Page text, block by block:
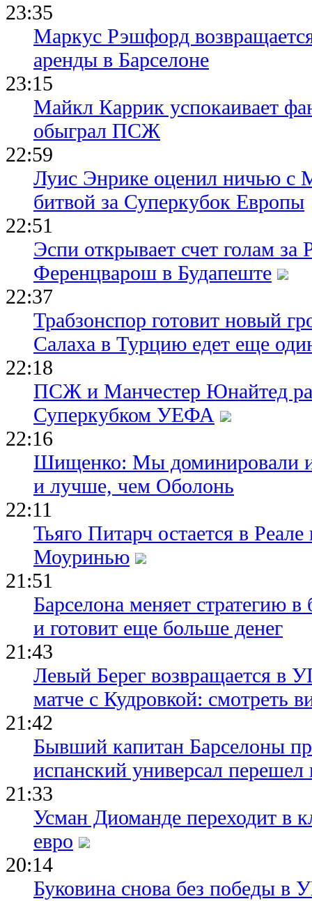
23:35
Маркус Рэшфорд
аренды в Барселоне
23:15
Майкл Каррик успокаивает
обыграл ПСЖ
22:59
Луис Энрике оценил ничью с
битвой за Суперкубок Европы
22:51
Эспи открывает счет голам
Ференцварош в Будапеште
22:37
Трабзонспор готовит новый
Салаха в Турцию едет еще
22:18
ПСЖ и Манчестер Юнайтед
Суперкубком УЕФА
22:16
Шищенко: Мы доминировали
и лучше, чем Оболонь
22:11
Тьяго Питарч остается в
Моуринью
21:51
Барселона меняет стратегию
и готовит еще больше денег
21:43
Левый Берег возвращается в
матче с Кудровкой: смотреть
21:42
Бывший капитан Барселоны
испанский универсал перешел
21:33
Усман Диоманде переходит в
евро
20:14
Буковина снова без победы